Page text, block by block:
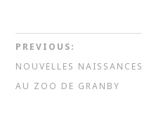
PREVIOUS:
NOUVELLES NAISSANCES
AU ZOO DE GRANBY